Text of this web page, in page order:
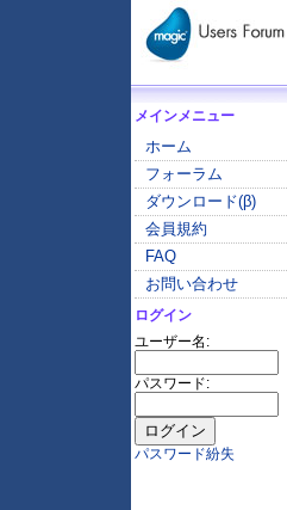
メインメニュー
ホーム
フォーラム
ダウンロード(β)
会員規約
FAQ
お問い合わせ
ログイン
ユーザー名:
パスワード:
パスワード紛失